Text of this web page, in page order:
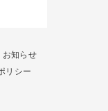
お知らせ
リシー